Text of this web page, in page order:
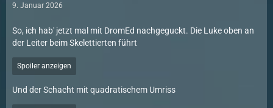
9. Januar 2026
So, ich hab' jetzt mal mit DromEd nachgeguckt. Die Luke oben an
der Leiter beim Skelettierten führt
Spoiler anzeigen
Und der Schacht mit quadratischem Umriss